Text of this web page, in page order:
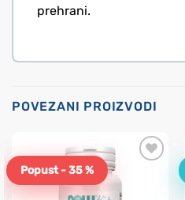
prehrani.
POVEZANI PROIZVODI
Popust - 35 %